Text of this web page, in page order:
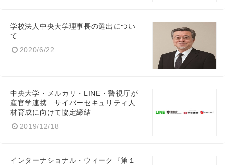
学校法人中央大学理事長の選出につい
て
2020/6/22
中央大学・メルカリ・LINE・警視庁が
産官学連携 サイバーセキュリティ人
材育成に向けて協定締結
2019/12/18
インターナショナル・ウィーク『第１